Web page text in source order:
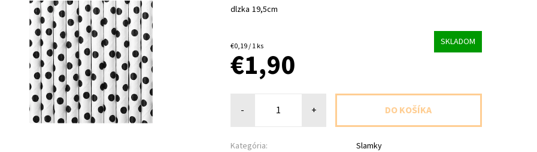
dlzka 19,5cm
€0,19 / 1 ks SKLADOM
€1,90
- +
Kategória: Slamky